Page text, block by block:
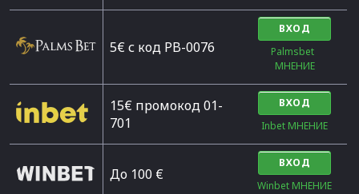
5€ с код PB-0076
ВХОД
Palmsbet
МНЕНИЕ
15€ промокод 01-
701
ВХОД
Inbet МНЕНИЕ
До 100 €
ВХОД
Winbet МНЕНИЕ